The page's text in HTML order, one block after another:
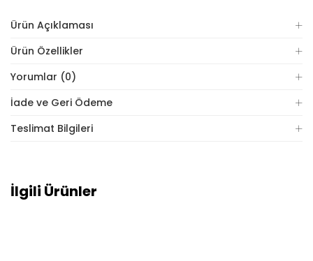
Ürün Açıklaması
Ürün Özellikler
Yorumlar (0)
İade ve Geri Ödeme
Teslimat Bilgileri
İlgili Ürünler